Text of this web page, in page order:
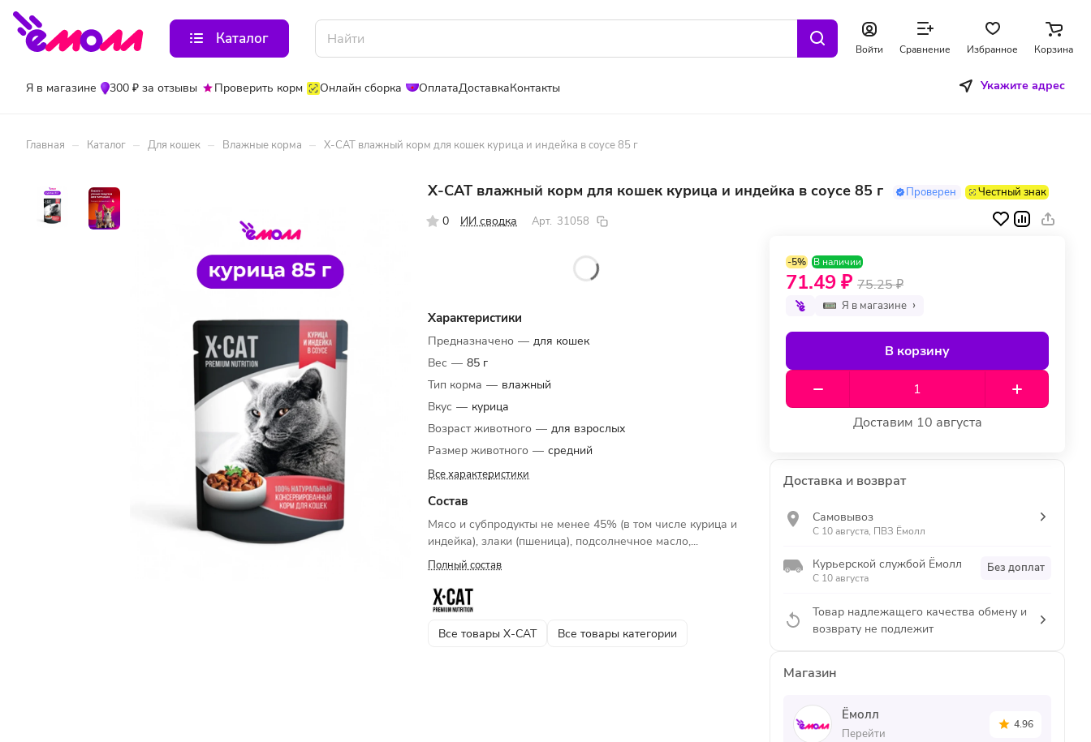
Каталог
Войти Сравнение Избранное Корзина
Я в магазине 300 ₽ за отзывы Проверить корм Онлайн сборка ОплатаДоставкаКонтакты Укажите адрес
Главная – Каталог – Для кошек – Влажные корма – X-CAT влажный корм для кошек курица и индейка в соусе 85 г
X-CAT влажный корм для кошек курица и индейка в соусе 85 г Проверен Честный знак
0 ИИ сводка Арт. 31058
Характеристики
Предназначено — для кошек
Вес — 85 г
Тип корма — влажный
Вкус — курица
Возраст животного — для взрослых
Размер животного — средний
Все характеристики
Состав
Мясо и субпродукты не менее 45% (в том числе курица и
индейка), злаки (пшеница), подсолнечное масло,...
Полный состав
Все товары X-CAT Все товары категории
-5% В наличии
71.49 ₽ 75.25 ₽
Я в магазине
В корзину
Доставим 10 августа
Доставка и возврат
Самовывоз
С 10 августа, ПВЗ Ёмолл
Курьерской службой Ёмолл
С 10 августа
Без доплат
Товар надлежащего качества обмену и
возврату не подлежит
Магазин
Ёмолл
Перейти
4.96